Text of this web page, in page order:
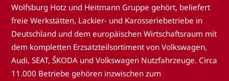
Wolfsburg Hotz und Heitmann Gruppe gehört, beliefert
freie Werkstätten, Lackier- und Karosseriebetriebe in
Deutschland und dem europäischen Wirtschaftsraum mit
dem kompletten Erzsatzteilsortiment von Volkswagen,
Audi, SEAT, ŠKODA und Volkswagen Nutzfahrzeuge. Circa
11.000 Betriebe gehören inzwischen zum